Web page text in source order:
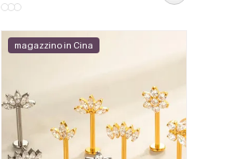
magazzino in Cina